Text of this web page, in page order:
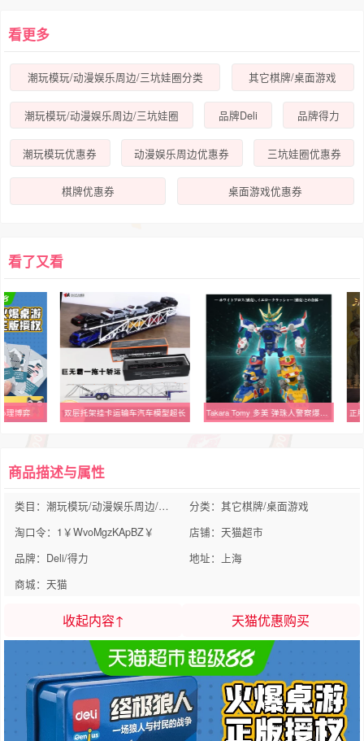
看更多
潮玩模玩/动漫娱乐周边/三坑娃圈分类 其它棋牌/桌面游戏
潮玩模玩/动漫娱乐周边/三坑娃圈 品牌Deli 品牌得力
潮玩模玩优惠券 动漫娱乐周边优惠券 三坑娃圈优惠券
棋牌优惠券 桌面游戏优惠券
看了又看
理博弈 双层托架挂卡运输车汽车模型超长
商品描述与属性
类目：潮玩模玩/动漫娱乐周边/三坑娃圈
分类：其它棋牌/桌面游戏
淘口令：1￥WvoMgzKApBZ￥
店铺：天猫超市
品牌：Deli/得力
地址：上海
商城：天猫
收起内容↑ 天猫优惠购买